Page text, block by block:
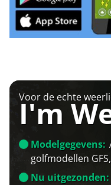
Voor de echte
I'm
Modelgegevens:
golfmodellen
Nu uitgezonden: